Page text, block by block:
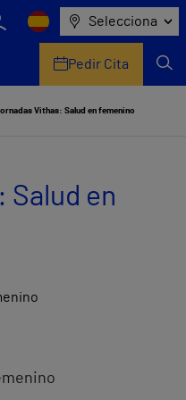
Selecciona
Pedir Cita
Vithas: Salud en femenino
Salud en